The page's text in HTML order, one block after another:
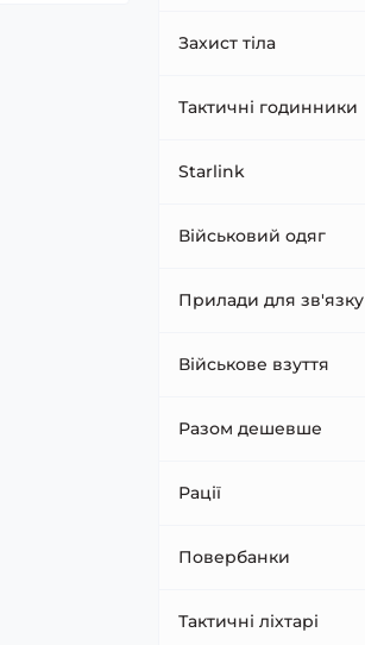
Захист тіла
Тактичні годинники
Starlink
Військовий одяг
Прилади для зв'язку
Військове взуття
Разом дешевше
Рації
Повербанки
Тактичні ліхтарі